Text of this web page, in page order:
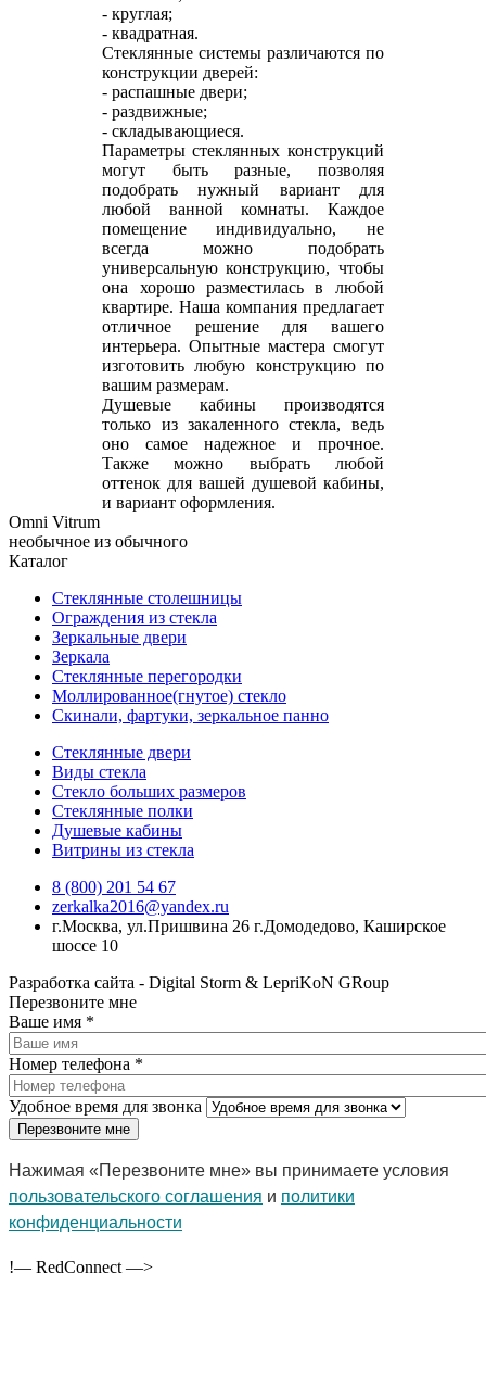
- круглая;
- квадратная.
Стеклянные системы различаются по
конструкции дверей:
- распашные двери;
- раздвижные;
- складывающиеся.
Параметры стеклянных конструкций
могут быть разные, позволяя
подобрать нужный вариант для
любой ванной комнаты. Каждое
помещение индивидуально, не
всегда можно подобрать
универсальную конструкцию, чтобы
она хорошо разместилась в любой
квартире. Наша компания предлагает
отличное решение для вашего
интерьера. Опытные мастера смогут
изготовить любую конструкцию по
вашим размерам.
Душевые кабины производятся
только из закаленного стекла, ведь
оно самое надежное и прочное.
Также можно выбрать любой
оттенок для вашей душевой кабины,
и вариант оформления.
Omni Vitrum
необычное из обычного
Каталог
Стеклянные столешницы
Ограждения из стекла
Зеркальные двери
Зеркала
Стеклянные перегородки
Моллированное(гнутое) стекло
Скинали, фартуки, зеркальное панно
Стеклянные двери
Виды стекла
Стекло больших размеров
Стеклянные полки
Душевые кабины
Витрины из стекла
8 (800) 201 54 67
zerkalka2016@yandex.ru
г.Москва, ул.Пришвина 26 г.Домодедово, Каширское
шоссе 10
Разработка сайта - Digital Storm & LepriKoN GRoup
Перезвоните мне
Ваше имя *
Номер телефона *
Удобное время для звонка
Нажимая «Перезвоните мне» вы принимаете условия
пользовательского соглашения и политики
конфиденциальности
!— RedConnect —>